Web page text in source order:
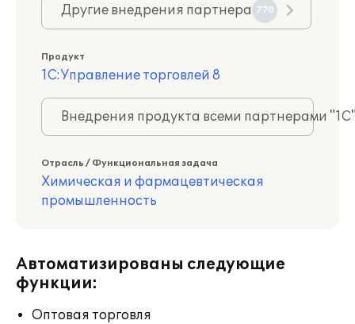
Другие внедрения партнера 770
Продукт
1С:Управление торговлей 8
Внедрения продукта всеми партнерами
Отрасль / Функциональная задача
Химическая и фармацевтическая
промышленность
Автоматизированы следующие
функции:
Оптовая торговля